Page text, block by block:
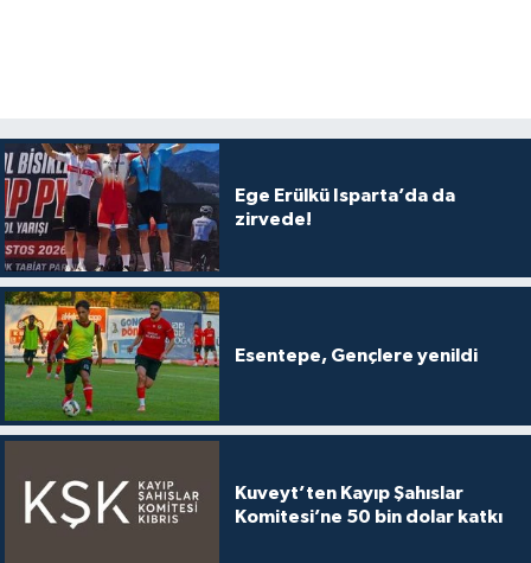
Ege Erülkü Isparta’da da
zirvede!
Esentepe, Gençlere yenildi
Kuveyt’ten Kayıp Şahıslar
Komitesi’ne 50 bin dolar katkı